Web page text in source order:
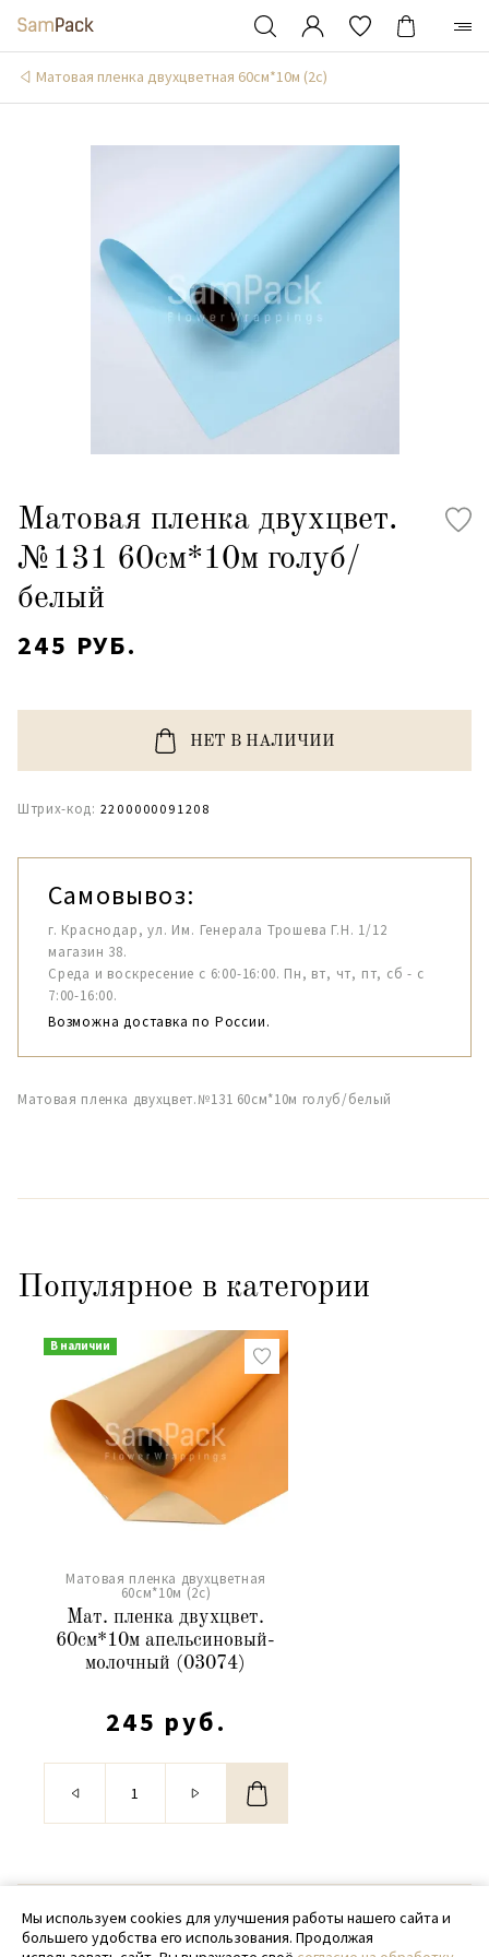
Матовая пленка двухцветная 60см*10м (2c)
Матовая пленка двухцвет.
№131 60см*10м голуб/
белый
245 РУБ.
НЕТ В НАЛИЧИИ
Штрих-код: 2200000091208
Самовывоз:
г. Краснодар, ул. Им. Генерала Трошева Г.Н. 1/12
магазин 38.
Среда и воскресение с 6:00-16:00. Пн, вт, чт, пт, сб - с
7:00-16:00.
Возможна доставка по России.
Матовая пленка двухцвет.№131 60см*10м голуб/белый
Популярное в категории
В наличии
Матовая пленка двухцветная
60см*10м (2c)
Мат. пленка двухцвет.
60см*10м апельсиновый-
молочный (03074)
245 руб.
© 2020 - 2026 SamPack
Мы используем cookies для улучшения работы нашего сайта и
большего удобства его использования. Продолжая